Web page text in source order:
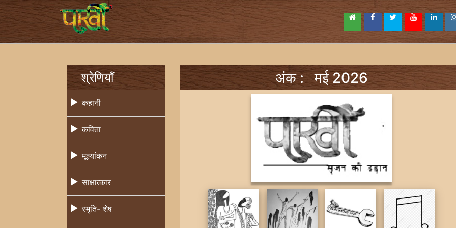
श्रेणियाँ
कहानी
कविता
मूल्यांकन
साक्षात्कार
स्मृति- शेष
अंक : मई 2026